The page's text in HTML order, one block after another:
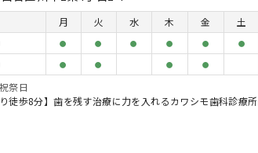
月 火 水 木 金 土
● ● ● ● ● ●
● ● ● ●
祭日
り徒歩8分】歯を残す治療に力を入れるカワシモ歯科診療所